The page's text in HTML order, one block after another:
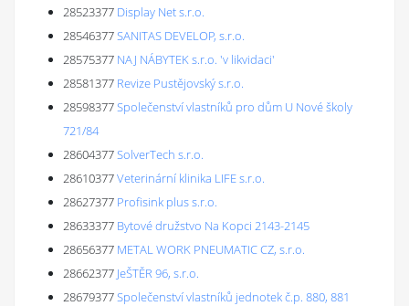
28523377 Display Net s.r.o.
28546377SANITAS DEVELOP, s.r.o.
28575377 NAJ NÁBYTEK s.r.o. 'v likvidaci'
28581377 Revize Pustějovský s.r.o.
28598377Společenství vlastníků pro dům U Nové školy
721/84
28604377SolverTech s.r.o.
28610377Veterinární klinika LIFE s.r.o.
28627377 Profisink plus s.r.o.
28633377 Bytové družstvo Na Kopci 2143-2145
28656377 METAL WORK PNEUMATIC CZ, s.r.o.
28662377 JeŠTĚR 96, s.r.o.
28679377Společenství vlastníků jednotek č.p. 880, 881